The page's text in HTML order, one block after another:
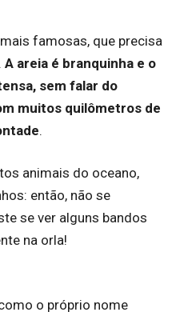
famosas, que precisa
A areia é branquinha e o
sem falar do
muitos quilômetros de
.
animais do oceano,
então, não se
se ver alguns bandos
na orla!
o próprio nome